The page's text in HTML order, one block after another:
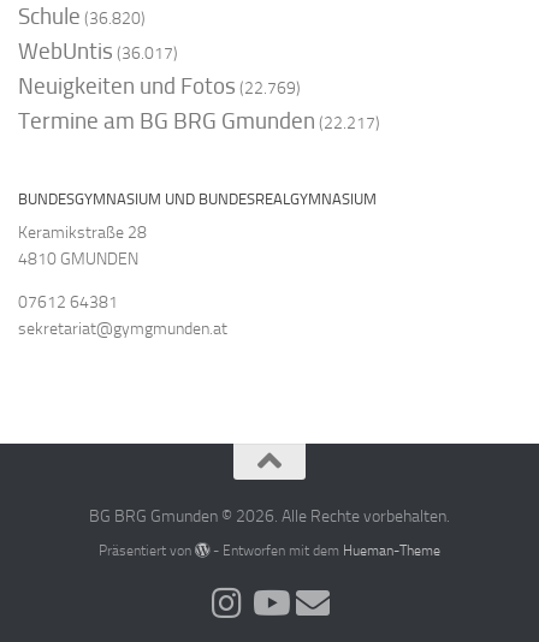
Schule (36.820)
WebUntis (36.017)
Neuigkeiten und Fotos (22.769)
Termine am BG BRG Gmunden (22.217)
BUNDESGYMNASIUM UND BUNDESREALGYMNASIUM
Keramikstraße 28
4810 GMUNDEN
07612 64381
sekretariat@gymgmunden.at
BG BRG Gmunden © 2026. Alle Rechte vorbehalten.
Präsentiert von - Entworfen mit dem Hueman-Theme